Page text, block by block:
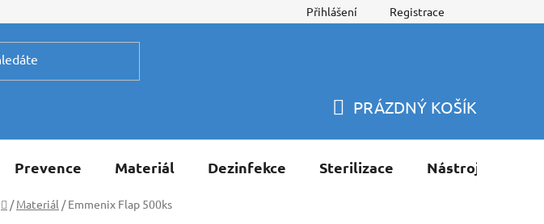
Přihlášení Registrace
KOŠÍK
PRÁZDNÝ KOŠÍK
Prevence Materiál Dezinfekce Sterilizace Nástroje
Domů
/ Materiál / Emmenix Flap 500ks